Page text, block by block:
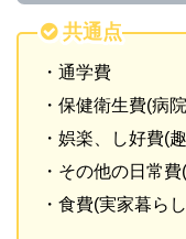
共通点
・通学費
・保健衛生費(病
・娯楽、し好費(
・その他の日常
・食費(実家暮ら